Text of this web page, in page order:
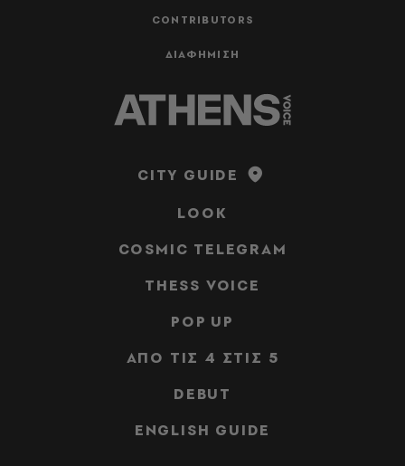
CONTRIBUTORS
ΔΙΑΦΗΜΙΣΗ
CITY GUIDE
LOOK
COSMIC TELEGRAM
THESS VOICE
POP UP
ΑΠΟ ΤΙΣ 4 ΣΤΙΣ 5
DEBUT
ENGLISH GUIDE